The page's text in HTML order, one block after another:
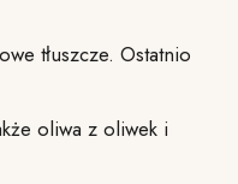
tłuszcze. Ostatnio
oliwa z oliwek i